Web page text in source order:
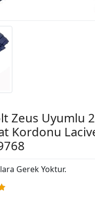
Zeus Uyumlu
Kordonu
Gerek Yoktur.